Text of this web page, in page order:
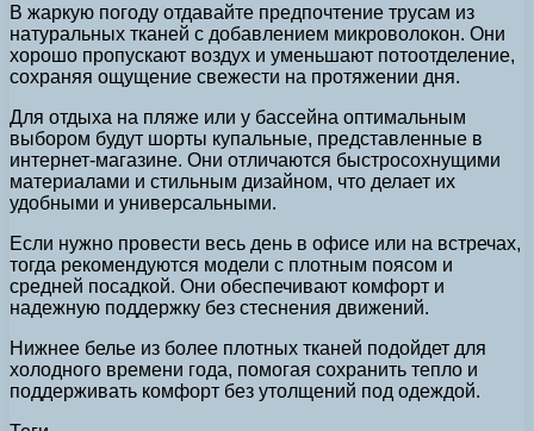
В жаркую погоду отдавайте предпочтение трусам из
натуральных тканей с добавлением микроволокон. Они
хорошо пропускают воздух и уменьшают потоотделение,
сохраняя ощущение свежести на протяжении дня.
Для отдыха на пляже или у бассейна оптимальным
выбором будут шорты купальные, представленные в
интернет-магазине. Они отличаются быстросохнущими
материалами и стильным дизайном, что делает их
удобными и универсальными.
Если нужно провести весь день в офисе или на встречах,
тогда рекомендуются модели с плотным поясом и
средней посадкой. Они обеспечивают комфорт и
надежную поддержку без стеснения движений.
Нижнее белье из более плотных тканей подойдет для
холодного времени года, помогая сохранить тепло и
поддерживать комфорт без утолщений под одеждой.